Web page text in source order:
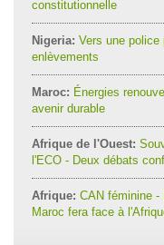
constitutionnelle
Nigeria: Vers une police
enlèvements
Maroc: Énergies
avenir durable
Afrique de l'Ouest:
l'ECO - Deux débats
Afrique: CAN féminine -
Maroc fera face à